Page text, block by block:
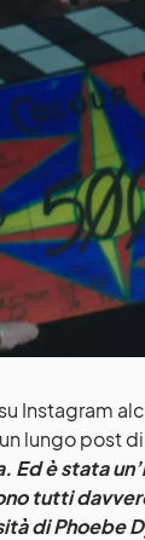
Instagram
lungo post
Ed è stata
tutti
di Phoebe